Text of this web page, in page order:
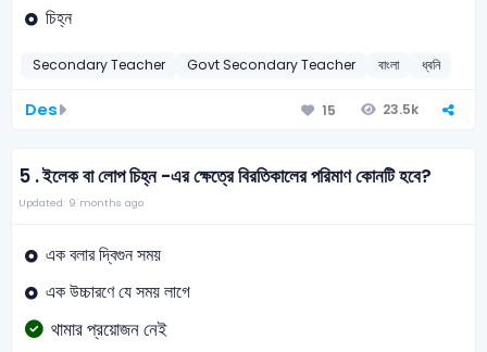
চিহ্ন
Secondary Teacher Govt Secondary Teacher বাংলা ধ্বনি
Des 15 23.5k
5 .ইলেক বা লোপ চিহ্ন -এর ক্ষেত্রে বিরতিকালের পরিমাণ কোনটি হবে?
Updated: 9 months ago
এক বলার দ্বিগুন সময়
এক উচ্চারণে যে সময় লাগে
থামার প্রয়োজন নেই